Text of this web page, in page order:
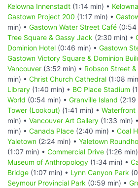
Kelowna Innenstadt (1:14 min) •
Gastown Project 200 (1:17 min) •
min) • Gastown Water Street Café (0:54
Tree Square & Gassy Jack (2:30 min) •
Dominion Hotel (0:46 min) • Gastown
Gastown Victory Square & Dominion
Vancouver (3:52 min) • Robson Street
min) • Christ Church Cathedral (1:08
Library (1:40 min) • BC Place Stadium
World (0:54 min) • Granville Island (2:19
Tower (Lookout) (1:41 min) • Waterfront
min) • Vancouver Art Gallery (1:33 min) •
min) • Canada Place (2:40 min) • Coal
Yaletown (2:24 min) • Yaletown
(1:07 min) • Commercial Drive (1:26
Museum of Anthropology (1:34 min) •
Bridge (1:07 min) • Lynn Canyon Park
Seymour Provincial Park (0:59 min) •